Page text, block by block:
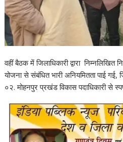
वहीं बैठक में जिलाधिकारी द्वारा
योजना से संबंधित भारी अनियमितता पाई गई,
०२. मोहनपुर प्रखंड विकास पदाधिकारी से